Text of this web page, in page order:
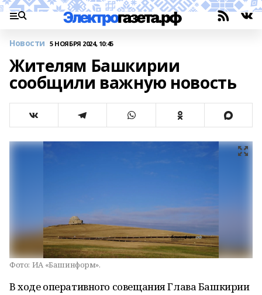
Новости 5 НОЯБРЯ 2024, 10:45
Жителям Башкирии
сообщили важную новость
Фото: ИА «Башинформ».
В ходе оперативного совещания Глава Башкирии